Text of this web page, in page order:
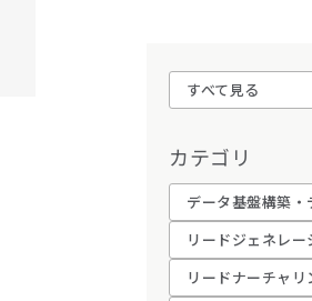
すべて見る
カテゴリ
データ基盤構築・
リードジェネレー
リードナーチャリ